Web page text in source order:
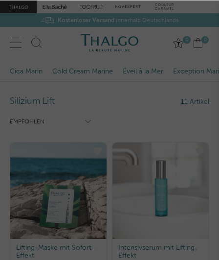
Kostenloser Versand innerhalb Deutschlands
0 0
Cica Marin Cold Cream Marine Éveil à la Mer Exception
Silizium Lift 11 Artikel
Lifting-Maske mit Sofort-
Effekt
Intensivserum mit Lifting-
Effekt